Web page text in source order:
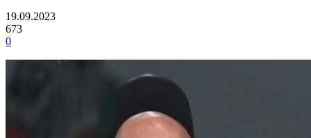
19.09.2023
673
0